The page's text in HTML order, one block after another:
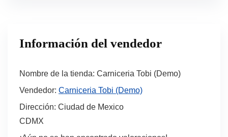
Información del vendedor
Nombre de la tienda: Carniceria Tobi (Demo)
Vendedor: Carniceria Tobi (Demo)
Dirección: Ciudad de Mexico
CDMX